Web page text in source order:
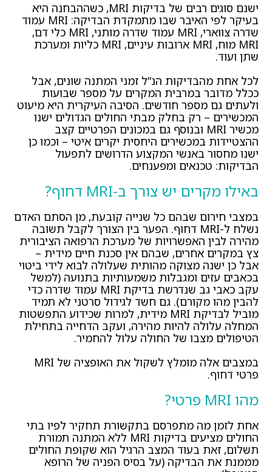
ישנם סוגים רבים של בדיקות MRI, כשההבחנה היא
בעיקר לפי האיבר שבו מתמקדת הבדיקה: MRI עמוד
שדרה צווארי, MRI עמוד שדרה מותני, MRI כלי דם,
MRI מוח, MRI ארובות עיניים, MRI כליות ומערכת
שתן ועוד.
לכל אחת מהבדיקות הנ”ל זמני המתנה שונים, אבל
ככלל מדובר במרבית המקרים על מספר שבועות
ולעתים גם מספר חודשים. הסיבה העיקרית היא מיעוט
המכשירים – רק בחלק מבתי החולים הגדולים ישנו
מכשיר MRI ובנוסף גם במכונים הפרטיים קצב
ההצטיידות במכשירים היחסית יקרים איטי – וכמו כן
ישנו מחסור באנשי המקצוע הדרושים לתפעול
הבדיקות: טכנאים ומפענחים.
באילו מקרים יש צורך ב-MRI דחוף?
במצבי חירום שבהם כל שנייה קובעת, מן הסתם האדם
נשלח ל-MRI דחוף. הפער בין הצורך לקבל תשובה
מהירה לבין האפשרויות של מערכת הרפואה הציבורית
צץ במקרים אחרים, שבהם אין סכנת חיים מידית –
אבל כן ישנה מצוקה מהותית שעלולה לבוא לידי ביטוי
בכאבים עזים ומגבלות משמעותיות בתנועה (למשל
עקב כאבי גב שנדרשת בדיקת MRI עמוד שדרה כדי
להבין מהו מקורם). גם חשד לגידול סרטני לא תמיד
מוביל לבדיקת MRI מידית, למרות שכידוע התפשטות
המחלה עלולה להיות מהירה, ועקב הדחייה בתחילת
הטיפולים מצבו של החולה עלול להחמיר.
במצבים אלה מומלץ לשקול את האופציה של MRI
פרטי דחוף.
מהו MRI פרטי?
אחת לזמן מה מתפרסם בתקשורת תחקיר לפיו בתי
החולים מציעים בדיקות MRI ללא המתנה תמורת
תשלום, זאת בעוד המצב הרגיל הוא שקופת החולים
מממנת את הבדיקה (על בסיס הפניה של הרופא